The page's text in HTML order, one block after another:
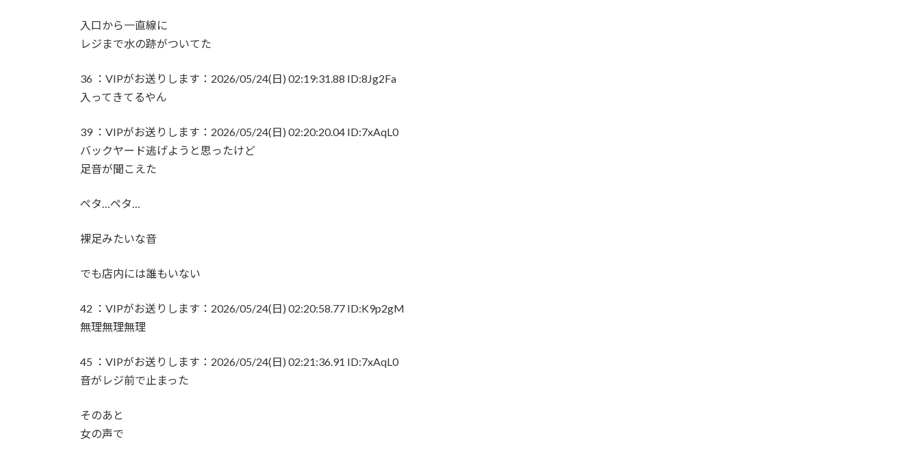
入口から一直線に
レジまで水の跡がついてた
36 ：VIPがお送りします：2026/05/24(日) 02:19:31.88 ID:8Jg2Fa
入ってきてるやん
39 ：VIPがお送りします：2026/05/24(日) 02:20:20.04 ID:7xAqL0
バックヤード逃げようと思ったけど
足音が聞こえた
ペタ…ペタ…
裸足みたいな音
でも店内には誰もいない
42 ：VIPがお送りします：2026/05/24(日) 02:20:58.77 ID:K9p2gM
無理無理無理
45 ：VIPがお送りします：2026/05/24(日) 02:21:36.91 ID:7xAqL0
音がレジ前で止まった
そのあと
女の声で